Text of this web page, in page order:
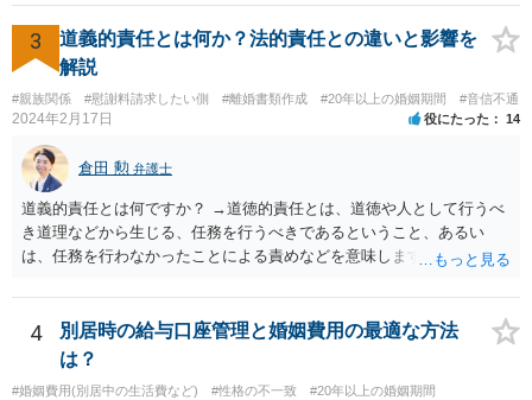
ら立ち退かない場合は明渡し請求訴訟を提起することになりますか？
はい。 もっとも、調停の中で明け渡しを打診し、それでも出ないとき
はということになるでしょう。
3
道義的責任とは何か？法的責任との違いと影響を
解説
#親族関係 #慰謝料請求したい側 #離婚書類作成 #20年以上の婚姻期間 #音信不通
2024年2月17日 役にたった 14
倉田 勲 弁護士
道義的責任とは何ですか？ →道徳的責任とは、道徳や人として行うべ
き道理などから生じる、任務を行うべきであるということ、あるい
は、任務を行わなかったことによる責めなどを意味します。 道義的責
則はありませんが、道義的責任を果たさないことで、他人からの信用
を無くす、不遇を受けるなどの一般的にはそのような事実上の不利益
が生じます。
4
別居時の給与口座管理と婚姻費用の最適な方法
は？
#婚姻費用(別居中の生活費など) #性格の不一致
#20年以上の婚姻期間